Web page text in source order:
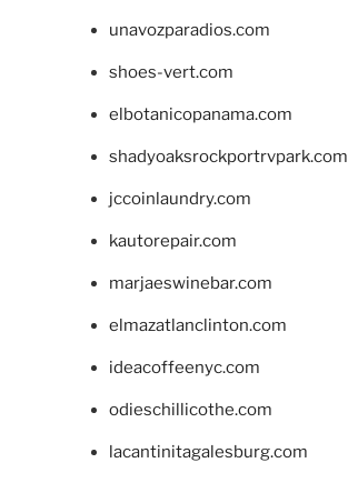
unavozparadios.com
shoes-vert.com
elbotanicopanama.com
shadyoaksrockportrvpark.com
jccoinlaundry.com
kautorepair.com
marjaeswinebar.com
elmazatlanclinton.com
ideacoffeenyc.com
odieschillicothe.com
lacantinitagalesburg.com